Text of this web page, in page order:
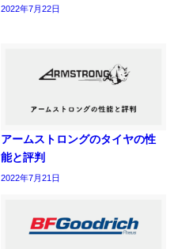
2022年7月22日
アームストロングのタイヤの性
能と評判
2022年7月21日